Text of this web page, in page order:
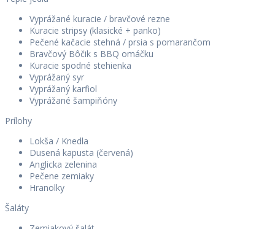
Vyprážané kuracie / bravčové rezne
Kuracie stripsy (klasické + panko)
Pečené kačacie stehná / prsia s pomarančom
Bravčový Bôčik s BBQ omáčku
Kuracie spodné stehienka
Vyprážaný syr
Vyprážaný karfiol
Vyprážané šampiňóny
Prílohy
Lokša / Knedla
Dusená kapusta (červená)
Anglicka zelenina
Pečene zemiaky
Hranolky
Šaláty